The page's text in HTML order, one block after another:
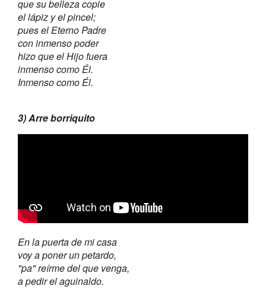
que su belleza copie
el lápiz y el pincel;
pues el Eterno Padre
con inmenso poder
hizo que el Hijo fuera
inmenso como Él.
Inmenso como Él.
3) Arre borriquito
En la puerta de mi casa
voy a poner un petardo,
"pa" reírme del que venga,
a pedir el aguinaldo.